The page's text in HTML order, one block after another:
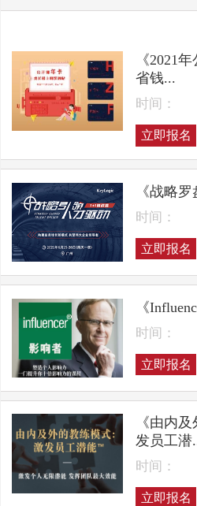
《2021
省钱...
时间：
立即报名
《战略
时间：
立即报名
《
时间：
立即报名
《由内
发员工潜
时间：
立即报名